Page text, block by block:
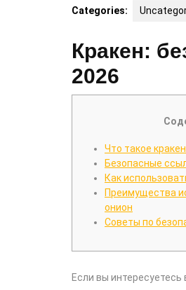
Categories:
Кракен:
2026
Что такое
Безопасные
Как
Преимущества
онион
Советы по
Если вы